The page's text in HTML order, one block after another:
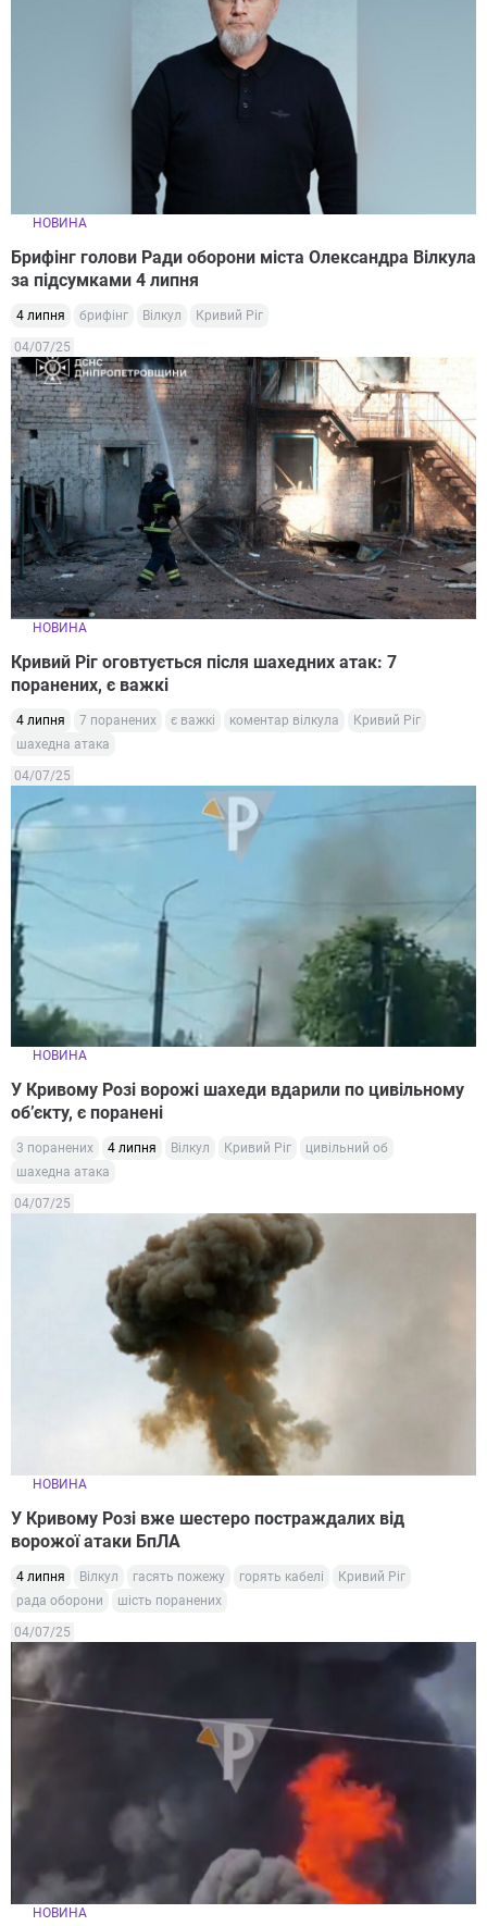
НОВИНА
Брифінг голови Ради оборони міста Олександра Вілкула
за підсумками 4 липня
4 липня брифінг Вілкул Кривий Ріг
04/07/25
НОВИНА
Кривий Ріг оговтується після шахедних атак: 7
поранених, є важкі
4 липня 7 поранених є важкі коментар вілкула
Кривий Ріг
шахедна атака
04/07/25
НОВИНА
У Кривому Розі ворожі шахеди вдарили по цивільному
об’єкту, є поранені
3 поранених 4 липня Вілкул Кривий Ріг
цивільний об
шахедна атака
04/07/25
НОВИНА
У Кривому Розі вже шестеро постраждалих від
ворожої атаки БпЛА
4 липня Вілкул гасять пожежу горять кабелі
Кривий Ріг
рада оборони
шість поранених
04/07/25
НОВИНА